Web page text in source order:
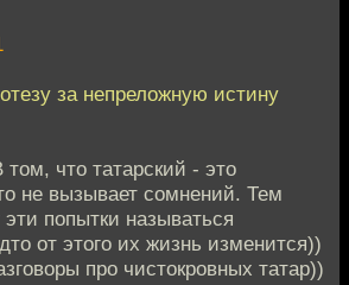
за непреложную истину
что татарский - это
не вызывает сомнений. Тем
попытки называться
от этого их жизнь изменится))
про чистокровных татар))